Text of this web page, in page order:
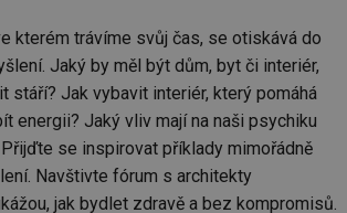
kterém trávíme svůj čas, se otiskává do
Jaký by měl být dům, byt či interiér,
stáří? Jak vybavit interiér, který pomáhá
energii? Jaký vliv mají na naši psychiku
se inspirovat příklady mimořádně
Navštivte fórum s architekty
jak bydlet zdravě a bez kompromisů.